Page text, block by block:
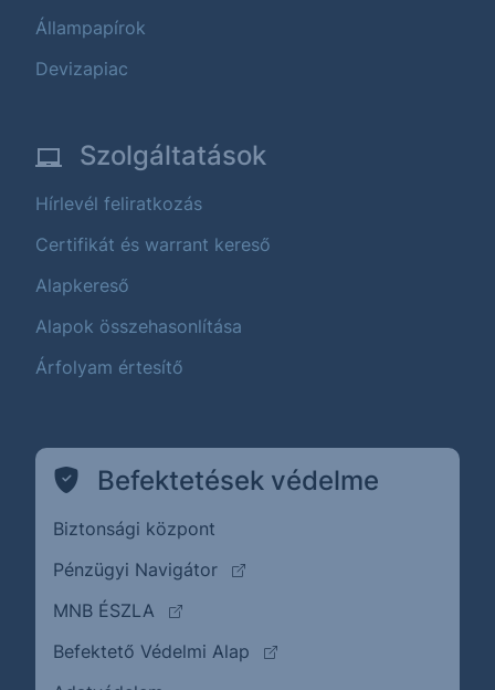
Állampapírok
Devizapiac
Szolgáltatások
Hírlevél feliratkozás
Certifikát és warrant kereső
Alapkereső
Alapok összehasonlítása
Árfolyam értesítő
Befektetések védelme
Biztonsági központ
Pénzügyi Navigátor
(külső oldalra ugrik)
MNB ÉSZLA
(külső oldalra ugrik)
Befektető Védelmi Alap
(külső oldalra ugrik)